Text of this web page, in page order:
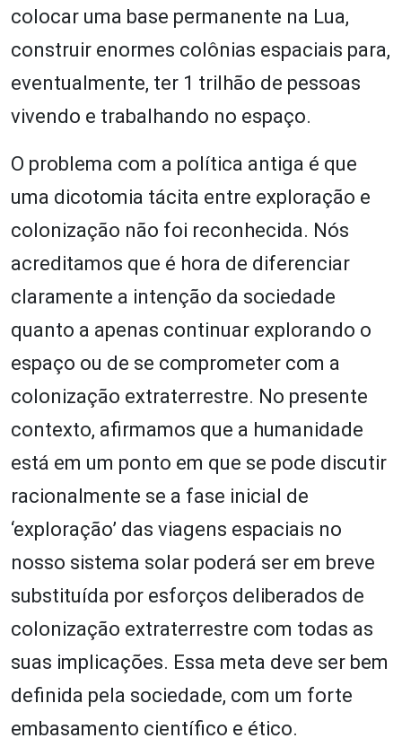
colocar uma base permanente na Lua,
construir enormes colônias espaciais para,
eventualmente, ter 1 trilhão de pessoas
vivendo e trabalhando no espaço.
O problema com a política antiga é que
uma dicotomia tácita entre exploração e
colonização não foi reconhecida. Nós
acreditamos que é hora de diferenciar
claramente a intenção da sociedade
quanto a apenas continuar explorando o
espaço ou de se comprometer com a
colonização extraterrestre. No presente
contexto, afirmamos que a humanidade
está em um ponto em que se pode discutir
racionalmente se a fase inicial de
‘exploração’ das viagens espaciais no
nosso sistema solar poderá ser em breve
substituída por esforços deliberados de
colonização extraterrestre com todas as
suas implicações. Essa meta deve ser bem
definida pela sociedade, com um forte
embasamento científico e ético.